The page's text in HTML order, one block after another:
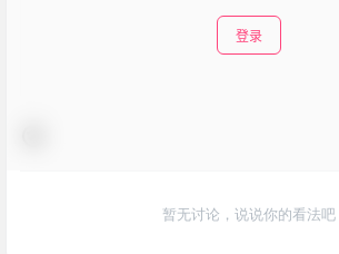
登录
暂无讨论，说说你的看法吧